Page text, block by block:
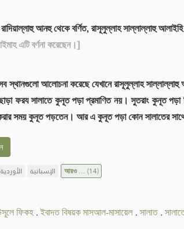
আনহু থেকে বর্ণিত, রাসূলুল্লাহ সাল্লাল্লাহু
এটি বর্ণনা করেছেন।]
সব স্থানগুলো আলোচনা করেছে যেখানে রাসূলুল্লাহ
ফরয সালাতে কুনূত পড়া প্রমাণিত নয়। সুতরাং কুনূত পড়া
সময় কুনূত পড়তেন। আর এ কুনূত পড়া কোন সালাতের
الأوردية الإسبانية আরও ...(14)
ফিকহ.ইবাদত বিষয়ক মাসআল-মাসায়েল.সালাত.